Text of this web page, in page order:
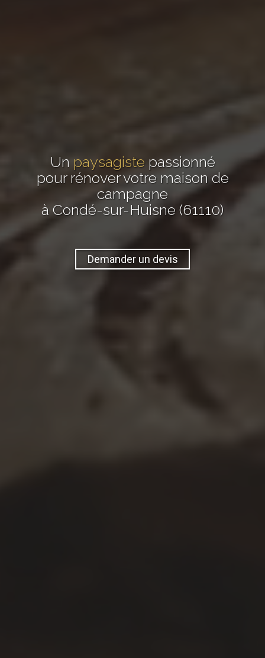
Un paysagiste passionné
pour rénover votre maison de
campagne
à Condé-sur-Huisne (61110)
Demander un devis